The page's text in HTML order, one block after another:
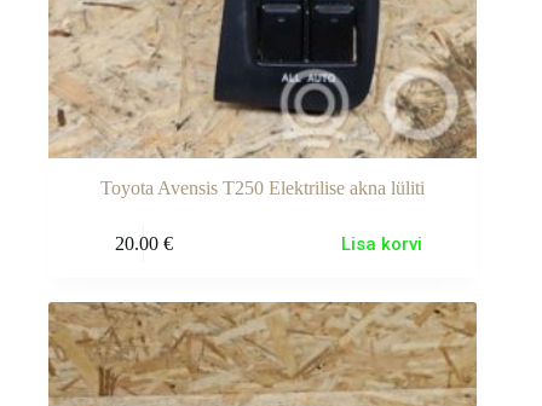
Toyota Avensis T250 Elektrilise akna lüliti
20.00 € Lisa korvi